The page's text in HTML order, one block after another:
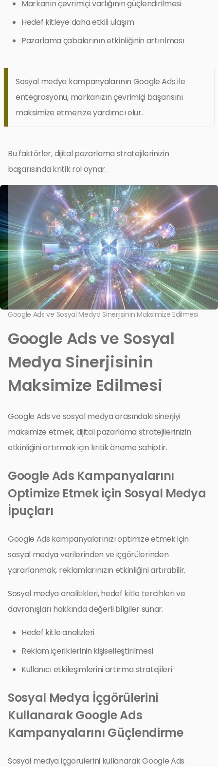
Markanın çevrimiçi varlığının güçlendirilmesi
Hedef kitleye daha etkili ulaşım
Pazarlama çabalarının etkinliğinin artırılması
Sosyal medya kampanyalarının Google Ads ile
entegrasyonu, markanızın çevrimiçi başarısını
maksimize etmenize yardımcı olur.
Bu faktörler, dijital pazarlama stratejilerinizin
başarısında kritik rol oynar.
Google Ads ve Sosyal Medya Sinerjisinin Maksimize Edilmesi
Google Ads ve Sosyal
Medya Sinerjisinin
Maksimize Edilmesi
Google Ads ve sosyal medya arasındaki sinerjiyi
maksimize etmek, dijital pazarlama stratejilerinizin
etkinliğini artırmak için kritik öneme sahiptir.
Google Ads Kampanyalarını
Optimize Etmek için Sosyal Medya
İpuçları
Google Ads kampanyalarınızı optimize etmek için
sosyal medya verilerinden ve içgörülerinden
yararlanmak, reklamlarınızın etkinliğini artırabilir.
Sosyal medya analitikleri, hedef kitle tercihleri ve
davranışları hakkında değerli bilgiler sunar.
Hedef kitle analizleri
Reklam içeriklerinin kişiselleştirilmesi
Kullanıcı etkileşimlerini artırma stratejileri
Sosyal Medya İçgörülerini
Kullanarak Google Ads
Kampanyalarını Güçlendirme
Sosyal medya içgörülerini kullanarak Google Ads